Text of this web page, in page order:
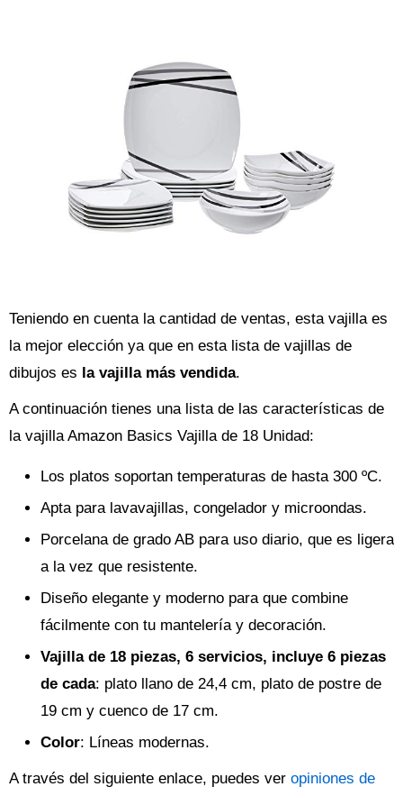
Teniendo en cuenta la cantidad de ventas, esta vajilla es
la mejor elección ya que en esta lista de vajillas de
dibujos es la vajilla más vendida.
A continuación tienes una lista de las características de
la vajilla Amazon Basics Vajilla de 18 Unidad:
Los platos soportan temperaturas de hasta 300 ºC.
Apta para lavavajillas, congelador y microondas.
Porcelana de grado AB para uso diario, que es ligera
a la vez que resistente.
Diseño elegante y moderno para que combine
fácilmente con tu mantelería y decoración.
Vajilla de 18 piezas, 6 servicios, incluye 6 piezas
de cada: plato llano de 24,4 cm, plato de postre de
19 cm y cuenco de 17 cm.
Color: Líneas modernas.
A través del siguiente enlace, puedes ver opiniones de